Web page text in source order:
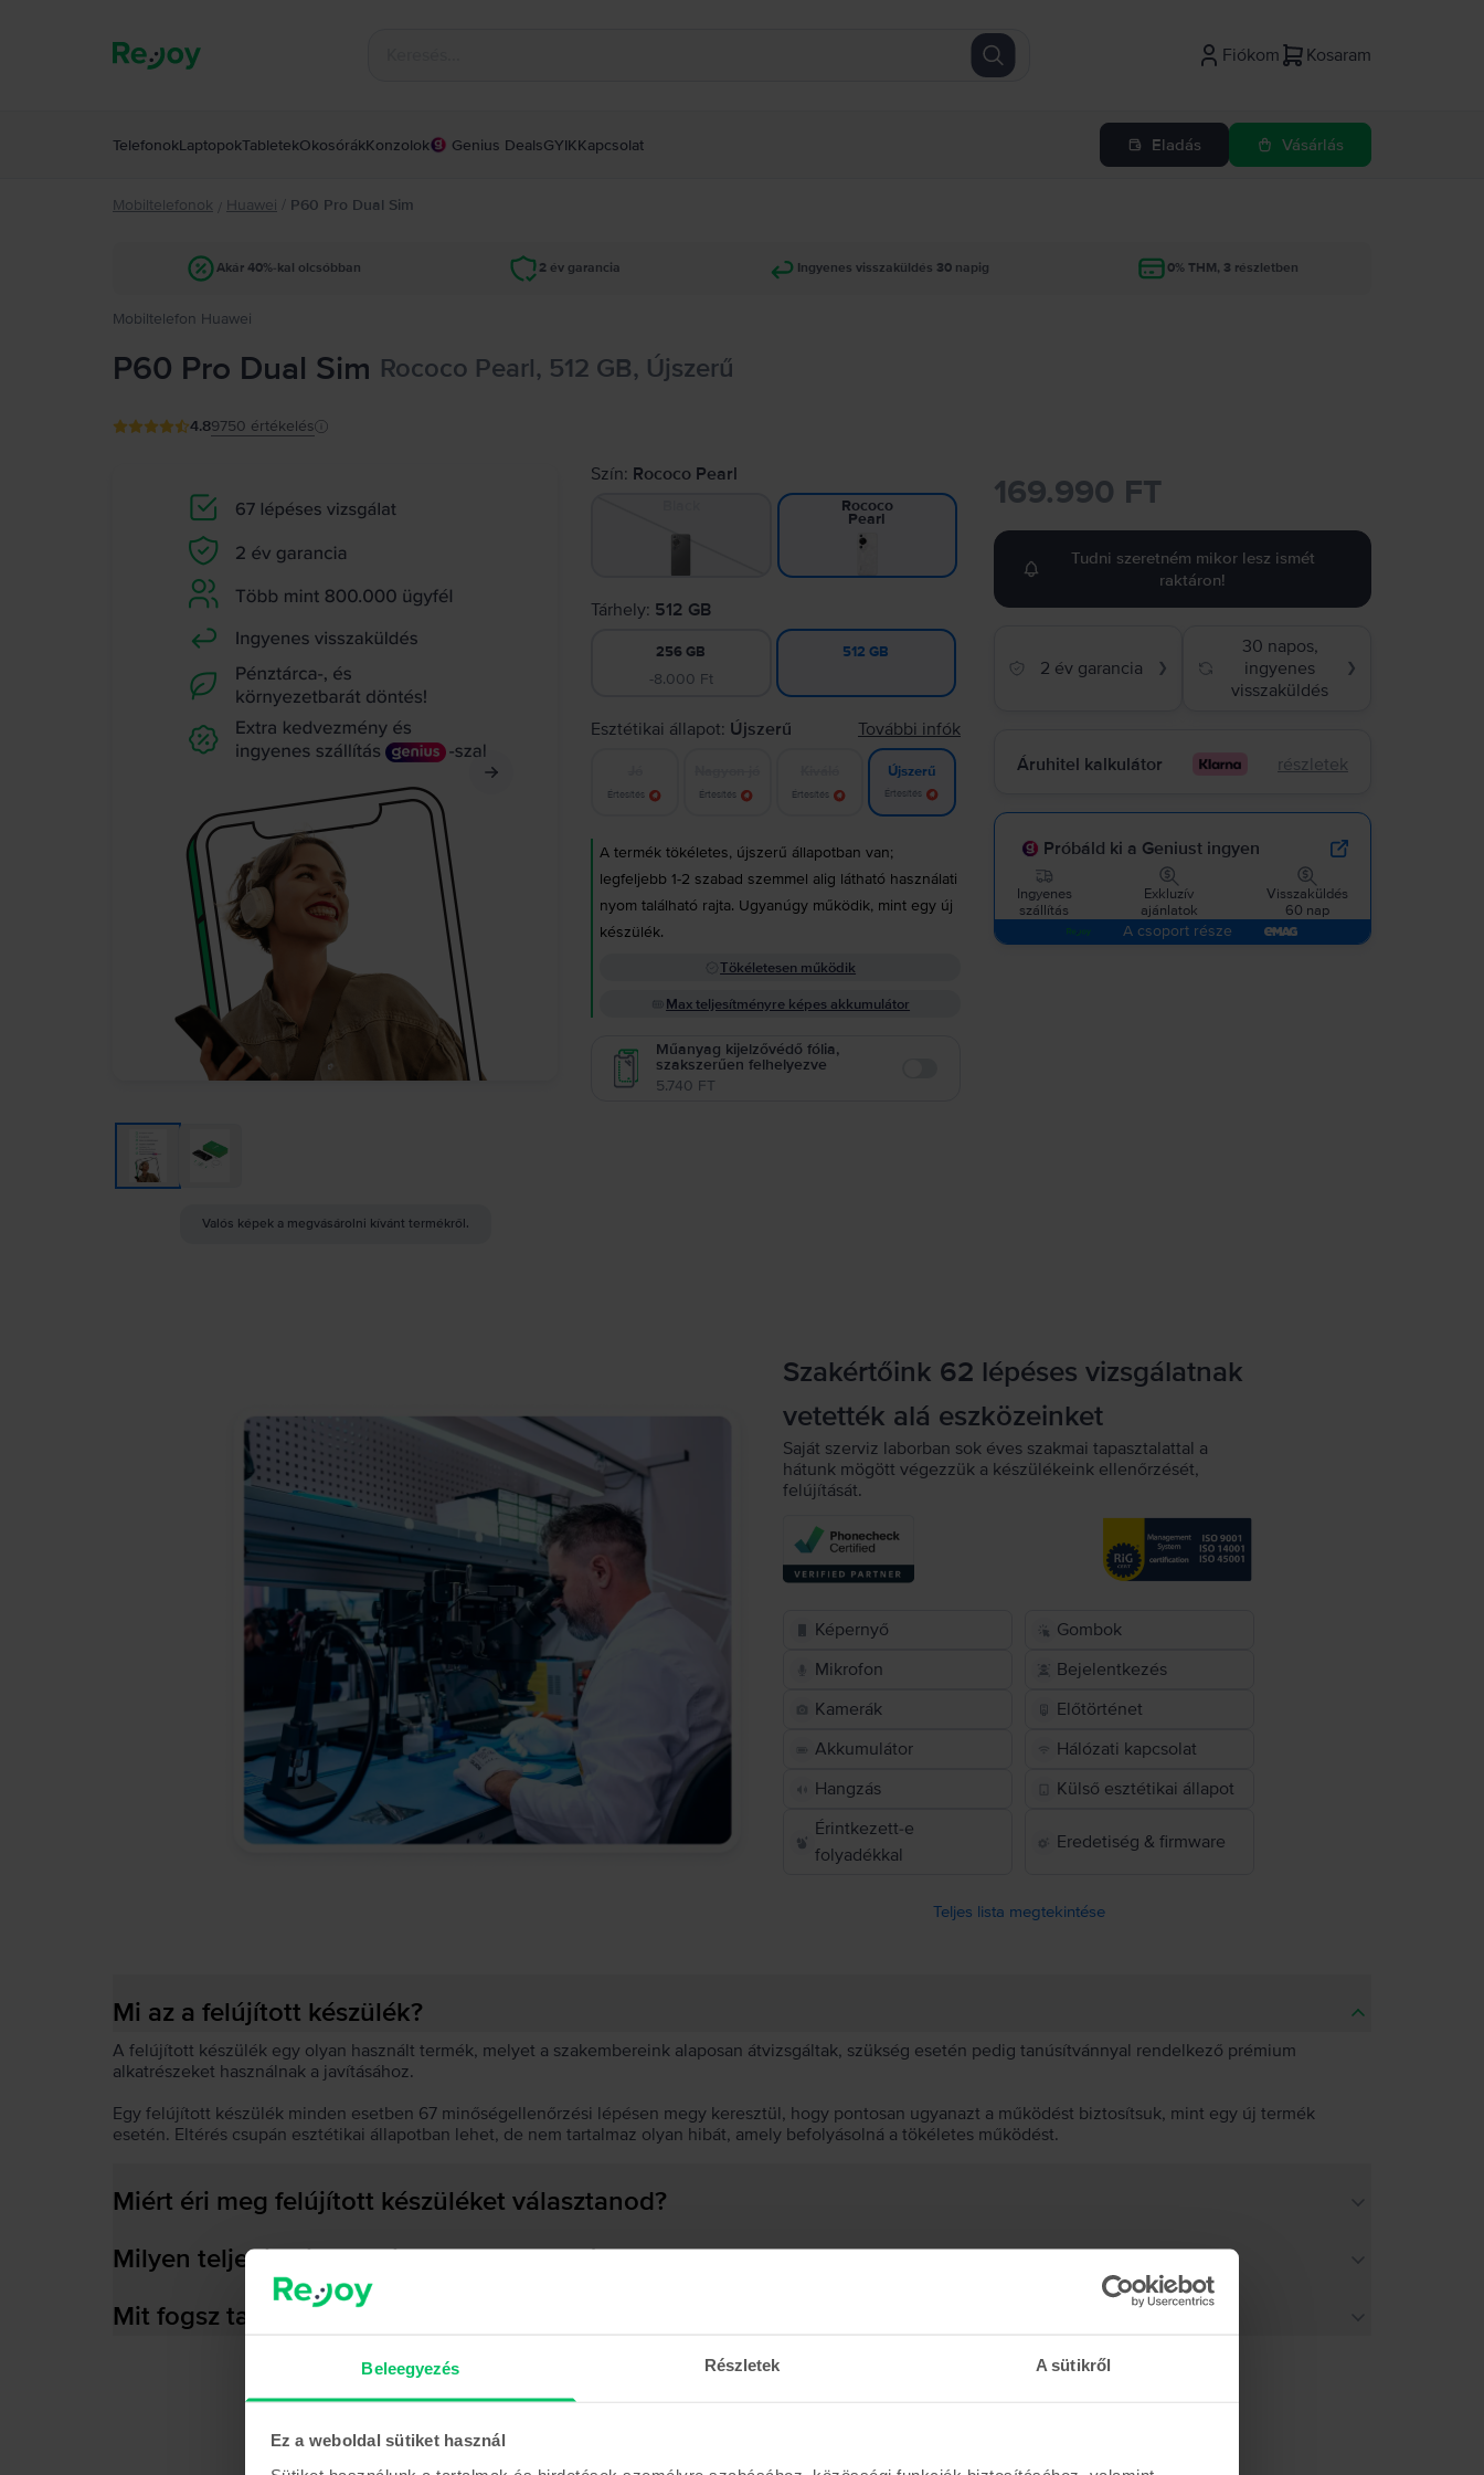
Beleegyezés Részletek A sütikről
Ez a weboldal sütiket használ
Fiókom Kosaram
TelefonokLaptopokTabletekOkosórákKonzolok Genius DealsGYIKKapcsolat Eladás Vásárlás
Mobiltelefonok / Huawei / P60 Pro Dual Sim
Akár 40%-kal olcsóbban 2 év garancia Ingyenes visszaküldés 30 napig 0% THM, 3 részletben
Mobiltelefon Huawei
P60 Pro Dual Sim Rococo Pearl, 512 GB, Újszerű
4.89750 értékelés
Valós képek a megvásárolni kívánt termékről.
Szín: Rococo Pearl
Rococo
Pearl
Tárhely: 512 GB
256 GB
-8.000 Ft
512 GB
Esztétikai állapot: Újszerű További infók
Értesítés Értesítés Értesítés
Újszerű
Értesítés
A termék tökéletes, újszerű állapotban van;
legfeljebb 1-2 szabad szemmel alig látható használati
nyom található rajta. Ugyanúgy működik, mint egy új
készülék.
Tökéletesen működik
Max teljesítményre képes akkumulátor
Műanyag kijelzővédő fólia,
szakszerűen felhelyezve
5.740 FT
169.990 FT
Tudni szeretném mikor lesz ismét
raktáron!
2 év garancia ❯
30 napos,
ingyenes
visszaküldés
❯
Áruhitel kalkulátor részletek
Próbáld ki a Geniust ingyen
Ingyenes
szállítás
Exkluzív
ajánlatok
Visszaküldés
60 nap
A csoport része
Szakértőink 62 lépéses vizsgálatnak
vetették alá eszközeinket
Saját szerviz laborban sok éves szakmai tapasztalattal a
hátunk mögött végezzük a készülékeink ellenőrzését,
felújítását.
Képernyő
Gombok
Mikrofon
Bejelentkezés
Kamerák
Előtörténet
Akkumulátor
Hálózati kapcsolat
Hangzás
Külső esztétikai állapot
Érintkezett-e
folyadékkal
Eredetiség & firmware
Teljes lista megtekintése
Mi az a felújított készülék?
A felújított készülék egy olyan használt termék, melyet a szakembereink alaposan átvizsgáltak, szükség esetén pedig tanúsítvánnyal rendelkező prémium
alkatrészeket használnak a javításához.
Egy felújított készülék minden esetben 67 minőségellenőrzési lépésen megy keresztül, hogy pontosan ugyanazt a működést biztosítsuk, mint egy új termék
esetén. Eltérés csupán esztétikai állapotban lehet, de nem tartalmaz olyan hibát, amely befolyásolná a tökéletes működést.
Miért éri meg felújított készüléket választanod?
Milyen teljesítményre képes az akkumulátor?
Mit fogsz találni a dobozban?